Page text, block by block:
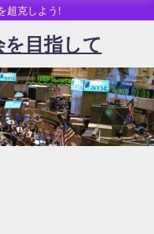
超克しよう!
目指して